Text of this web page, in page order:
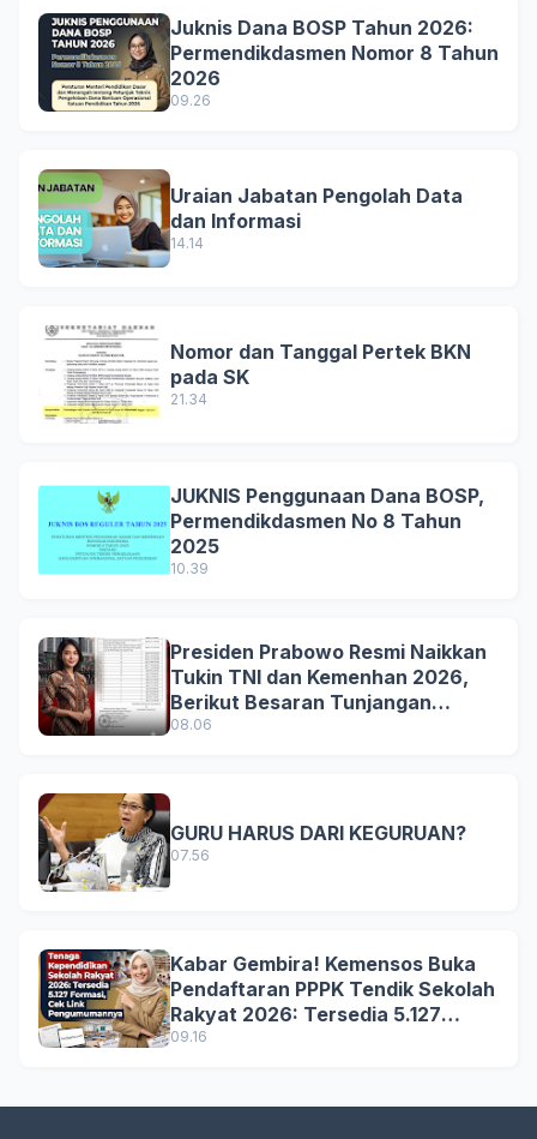
Juknis Dana BOSP Tahun 2026:
Permendikdasmen Nomor 8 Tahun
2026
09.26
Uraian Jabatan Pengolah Data
dan Informasi
14.14
Nomor dan Tanggal Pertek BKN
pada SK
21.34
JUKNIS Penggunaan Dana BOSP,
Permendikdasmen No 8 Tahun
2025
10.39
Presiden Prabowo Resmi Naikkan
Tukin TNI dan Kemenhan 2026,
Berikut Besaran Tunjangan
Terbaru
08.06
GURU HARUS DARI KEGURUAN?
07.56
Kabar Gembira! Kemensos Buka
Pendaftaran PPPK Tendik Sekolah
Rakyat 2026: Tersedia 5.127
Formasi, Simak Syarat dan
09.16